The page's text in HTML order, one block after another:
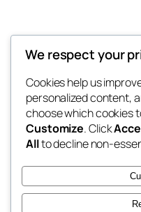
Thunder
你最喜欢的电子游
博客
关于
常见问题
作者
事件
商店
样板
主题
We respect your
Cookies help us
personalized content,
choose which cookies
Customize. Click
Allto decline non-